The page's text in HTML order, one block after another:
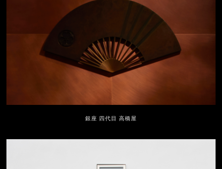
銀座 四代目 高橋屋